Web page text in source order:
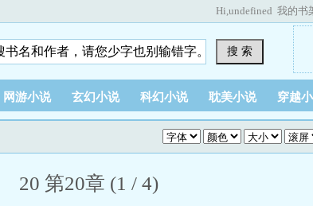
Hi,undefined 我的书
搜 索
网游小说 玄幻小说 科幻小说 耽美小说 穿越
20 第20章 (1 / 4)